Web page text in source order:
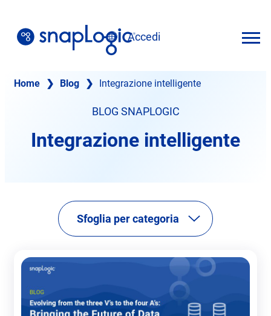
contenuto
ItalianoAccedi
Home ❯ Blog ❯ Integrazione intelligente
BLOG SNAPLOGIC
Integrazione intelligente
Sfoglia per categoria